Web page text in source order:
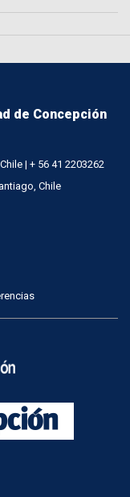
de Concepción
| + 56 41 2203262
Chile